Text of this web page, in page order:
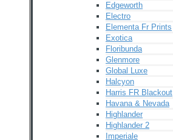
Edgeworth
Electro
Elementa Fr Prints
Exotica
Floribunda
Glenmore
Global Luxe
Halcyon
Harris FR Blackout
Havana & Nevada
Highlander
Highlander 2
Imperiale